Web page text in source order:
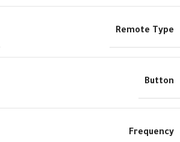
Remote Type
Button
Frequency